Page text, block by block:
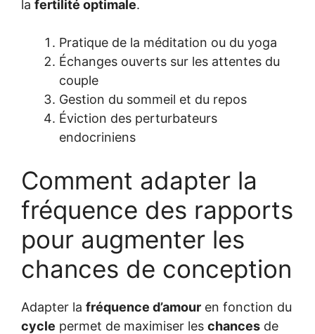
la fertilité optimale.
Pratique de la méditation ou du yoga
Échanges ouverts sur les attentes du
couple
Gestion du sommeil et du repos
Éviction des perturbateurs
endocriniens
Comment adapter la
fréquence des rapports
pour augmenter les
chances de conception
Adapter la fréquence d’amour en fonction du
cycle permet de maximiser les chances de